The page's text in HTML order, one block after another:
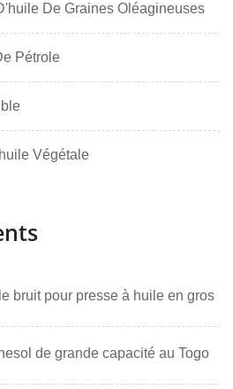
De Graines Oléagineuses
Pétrole
Végétale
bruit pour presse à huile en gros
de grande capacité au Togo